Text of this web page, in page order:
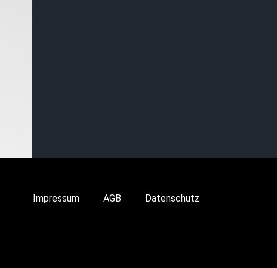
Impressum AGB Datenschutz